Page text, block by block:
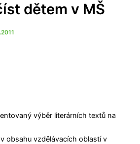
dětem v MŠ
výběr literárních textů na
obsahu vzdělávacích oblastí v